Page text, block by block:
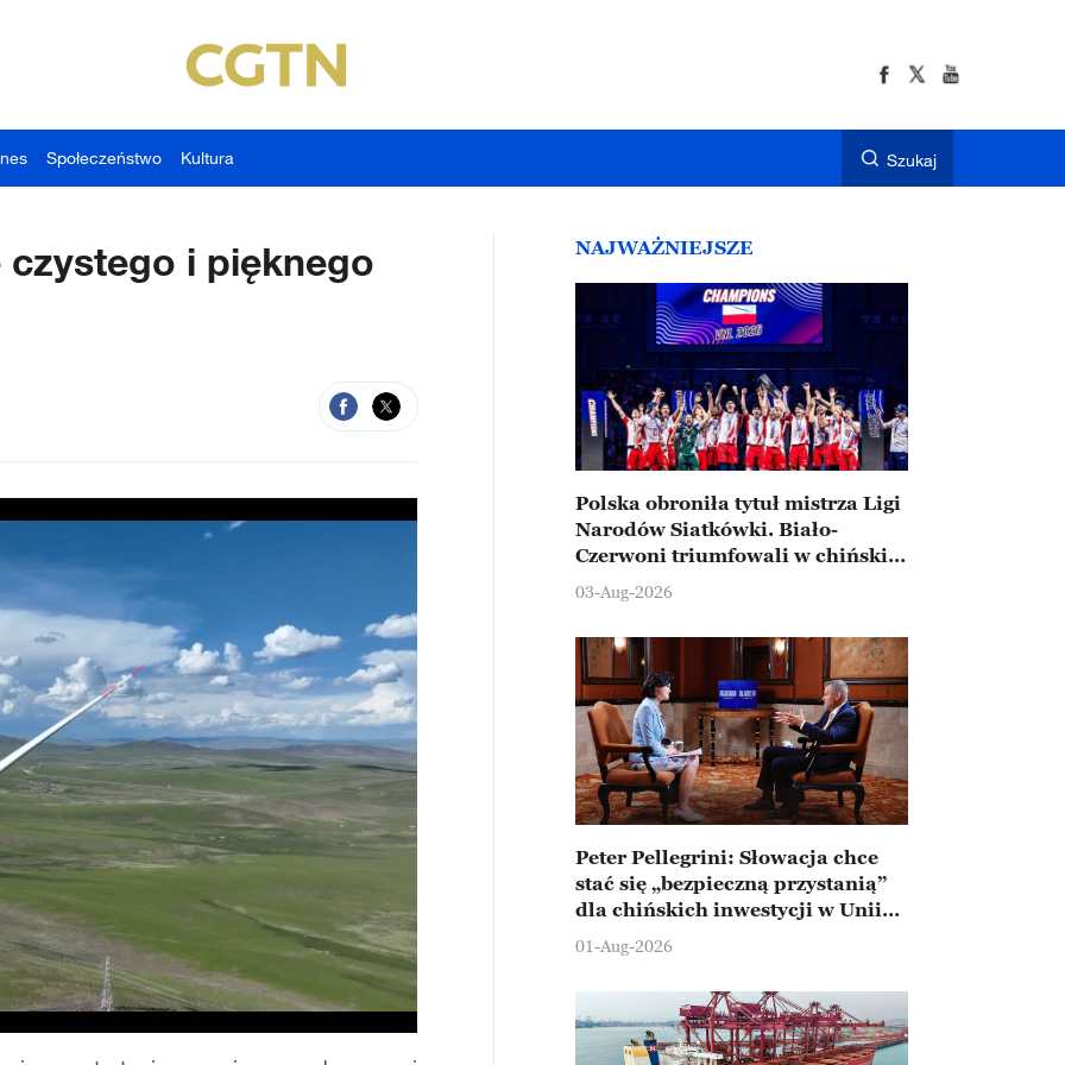
Społeczeństwo Kultura Szukaj
czystego i pięknego NAJWAŻNIEJSZE
Polska obroniła tytuł mistrza Ligi
Narodów Siatkówki. Biało-
Czerwoni triumfowali w chińskim
Ningbo
03-Aug-2026
Peter Pellegrini: Słowacja chce
stać się „bezpieczną przystanią”
dla chińskich inwestycji w Unii
Europejskiej
01-Aug-2026